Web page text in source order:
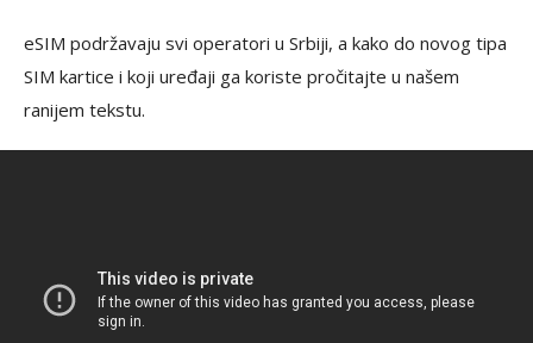
eSIM podržavaju svi operatori u Srbiji, a kako do novog tipa
SIM kartice i koji uređaji ga koriste pročitajte u našem
ranijem tekstu.